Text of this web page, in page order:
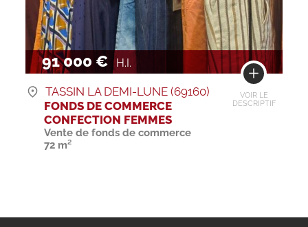
91 000 € H.I.
VOIR LE
DESCRIPTIF
TASSIN LA DEMI-LUNE (69160)
FONDS DE COMMERCE
CONFECTION FEMMES
Vente de fonds de commerce
72 m²